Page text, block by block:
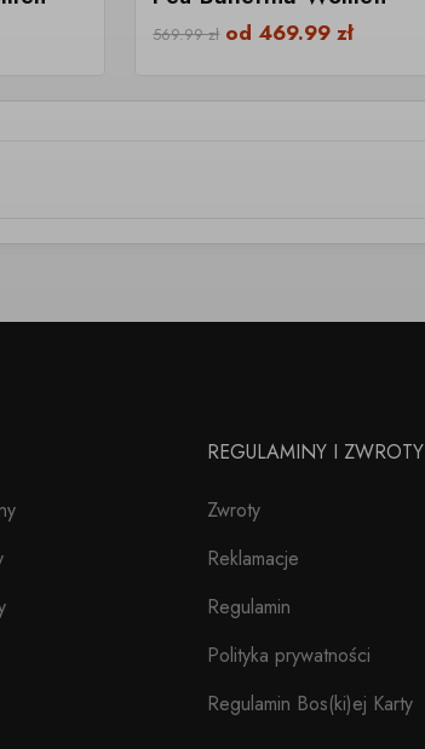
569.99zł od 469.99zł
REGULAMINY I ZWROTY
Zwroty
Reklamacje
Regulamin
Polityka prywatności
Regulamin Bos(ki)ej Karty